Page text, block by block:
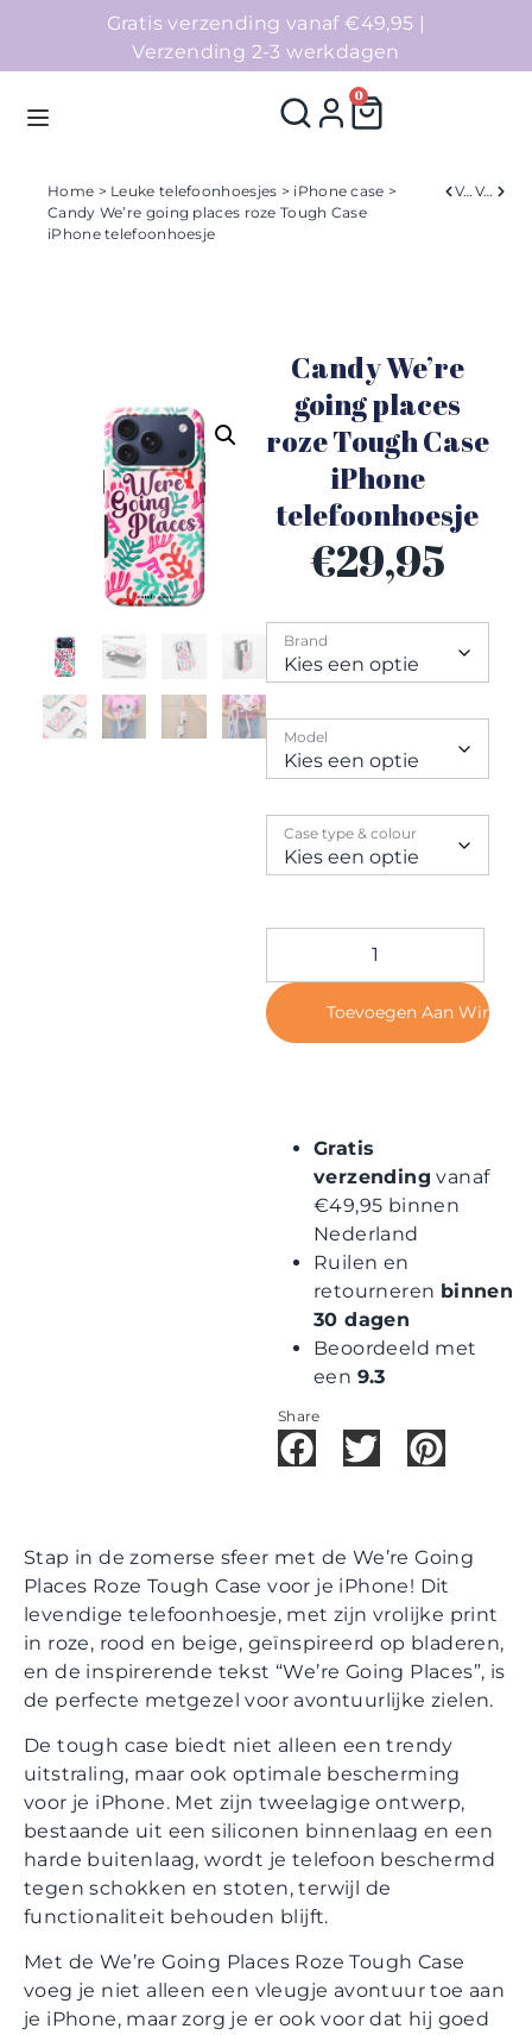
Gratis verzending vanaf €49,95 |
Verzending 2-3 werkdagen
0
Homepage
Collecties
Contact
Home > Leuke telefoonhoesjes > iPhone case >
Candy We’re going places roze Tough Case
iPhone telefoonhoesje
Verleden Volgend
Candy We’re
going places
roze Tough Case
iPhone
telefoonhoesje
€29,95
Brand
Model
Case type & colour
Toevoegen Aan
Gratis
verzending vanaf
€49,95 binnen
Nederland
Ruilen en
retourneren binnen
30 dagen
Beoordeeld met
een 9.3
Share
Stap in de zomerse sfeer met de We’re Going
Places Roze Tough Case voor je iPhone! Dit
levendige telefoonhoesje, met zijn vrolijke print
in roze, rood en beige, geïnspireerd op bladeren,
en de inspirerende tekst “We’re Going Places”, is
de perfecte metgezel voor avontuurlijke zielen.
De tough case biedt niet alleen een trendy
uitstraling, maar ook optimale bescherming
voor je iPhone. Met zijn tweelagige ontwerp,
bestaande uit een siliconen binnenlaag en een
harde buitenlaag, wordt je telefoon beschermd
tegen schokken en stoten, terwijl de
functionaliteit behouden blijft.
Met de We’re Going Places Roze Tough Case
voeg je niet alleen een vleugje avontuur toe aan
je iPhone, maar zorg je er ook voor dat hij goed